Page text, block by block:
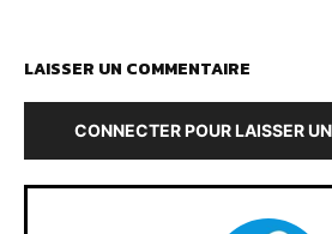
LAISSER UN COMMENTAIRE
CONNECTER POUR LAISSER